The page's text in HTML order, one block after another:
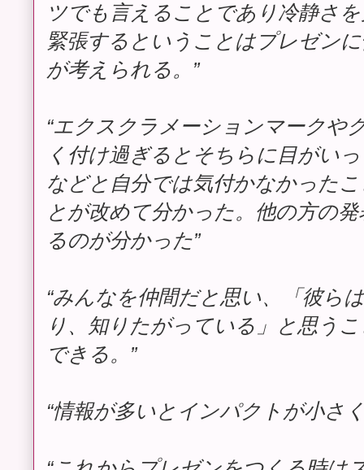
ツでも言えることであり冷静さ
緊張するということはプレゼン
が考えられる。”
“エクスクラメーションマークや
く付け過ぎるとそちらに目がい
などと自分では気付かなかった
とが改めて分かった。他の方の
るのが分かった”
“みんなを仲間だと思い、「彼ら
り、知りたがっている」と思う
できる。”
“情報が多いとインパクトが小さ